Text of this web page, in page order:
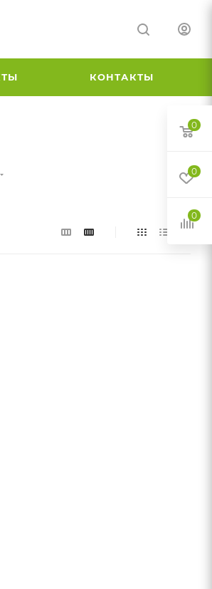
КОНТАКТЫ
0
0
0